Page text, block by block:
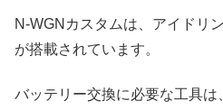
N-WGNカスタムは、アイドリ
が搭載されています。
バッテリー交換に必要な工具は